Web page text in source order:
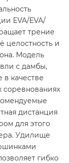
EVA/EVA/
трение
целостность и
Модель
с дамбы,
в качестве
дистанция
для этого
Удилище
гибко